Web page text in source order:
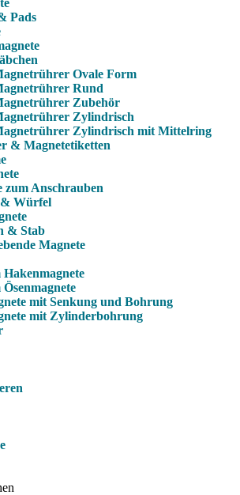
Pads
Ovale Form
Rund
Zubehör
Zylindrisch
Zylindrisch mit Mittelring
& Magnetetiketten
zum Anschrauben
Würfel
& Stab
Magnete
Hakenmagnete
mit Senkung und Bohrung
mit Zylinderbohrung